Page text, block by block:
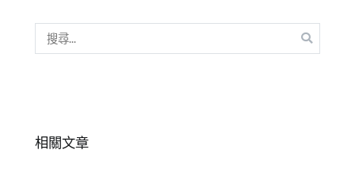
相關文章